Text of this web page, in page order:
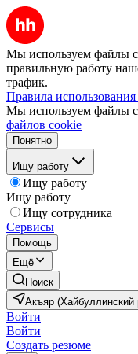
Мы используем файлы
правильную работу
трафик.
Правила
Мы используем файлы
файлов cookie
Понятно
Ищу работу
Ищу работу
Ищу работу
Ищу сотрудника
Сервисы
Помощь
Ещё
Поиск
Акъяр (Хайбуллинский
Войти
Войти
Создать резюме